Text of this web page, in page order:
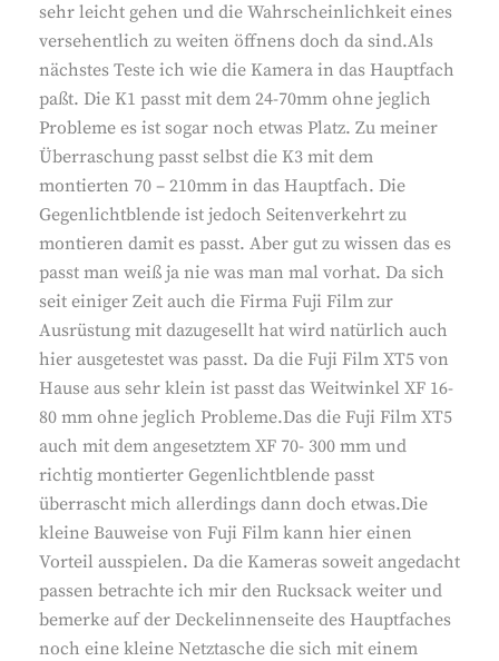
sehr leicht gehen und die Wahrscheinlichkeit eines
versehentlich zu weiten öffnens doch da sind.Als
nächstes Teste ich wie die Kamera in das Hauptfach
paßt. Die K1 passt mit dem 24-70mm ohne jeglich
Probleme es ist sogar noch etwas Platz. Zu meiner
Überraschung passt selbst die K3 mit dem
montierten 70 – 210mm in das Hauptfach. Die
Gegenlichtblende ist jedoch Seitenverkehrt zu
montieren damit es passt. Aber gut zu wissen das es
passt man weiß ja nie was man mal vorhat. Da sich
seit einiger Zeit auch die Firma Fuji Film zur
Ausrüstung mit dazugesellt hat wird natürlich auch
hier ausgetestet was passt. Da die Fuji Film XT5 von
Hause aus sehr klein ist passt das Weitwinkel XF 16-
80 mm ohne jeglich Probleme.Das die Fuji Film XT5
auch mit dem angesetztem XF 70- 300 mm und
richtig montierter Gegenlichtblende passt
überrascht mich allerdings dann doch etwas.Die
kleine Bauweise von Fuji Film kann hier einen
Vorteil ausspielen. Da die Kameras soweit angedacht
passen betrachte ich mir den Rucksack weiter und
bemerke auf der Deckelinnenseite des Hauptfaches
noch eine kleine Netztasche die sich mit einem